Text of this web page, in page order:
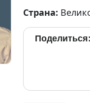
Страна:
Поделиться: